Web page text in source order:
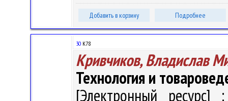
Добавить в корзину Подробнее
30 К78
Кривчиков, Владислав
Технология и
[Электронный ресурс]